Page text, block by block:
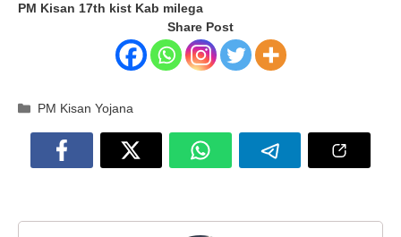
PM Kisan 17th kist Kab milega
Share Post
Categories
PM Kisan Yojana